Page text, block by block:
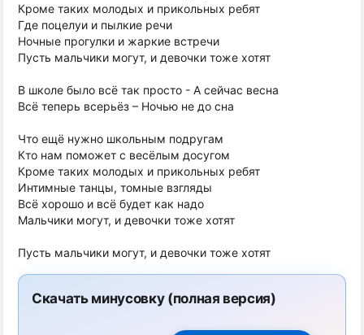
Кроме таких молодых и прикольных ребят
Где поцелуи и пылкие речи
Ночные прогулки и жаркие встречи
Пусть мальчики могут, и девочки тоже хотят
В школе было всё так просто - А сейчас весна
Всё теперь всерьёз – Ночью не до сна
Что ещё нужно школьным подругам
Кто нам поможет с весёлым досугом
Кроме таких молодых и прикольных ребят
Интимные танцы, томные взгляды
Всё хорошо и всё будет как надо
Мальчики могут, и девочки тоже хотят
Пусть мальчики могут, и девочки тоже хотят
Скачать минусовку (полная версия)